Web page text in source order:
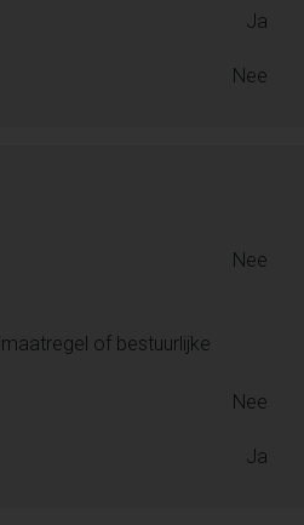
Ja
Nee
Nee
of bestuurlijke
Nee
Ja